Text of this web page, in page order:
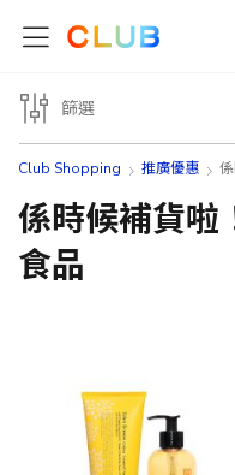
Club Shopping 推廣優惠
係時候補貨啦
食品
篩選